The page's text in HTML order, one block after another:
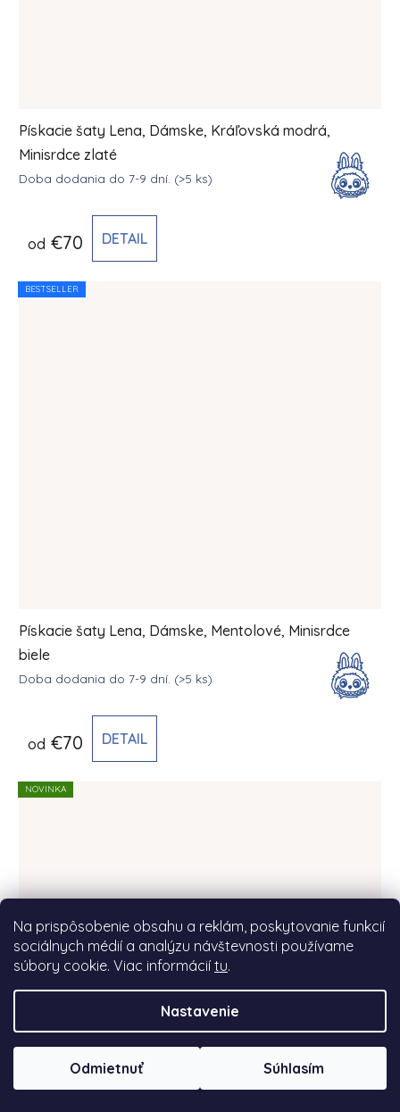
Na prispôsobenie obsahu a reklám, poskytovanie funkcií
sociálnych médií a analýzu návštevnosti používame
súbory cookie. Viac informácií tu.
Nastavenie
Odmietnuť Súhlasím
Pískacie šaty Lena, Dámske, Kráľovská modrá,
Minisrdce zlaté
Doba dodania do 7-9 dní. (>5 ks)
od €70 DETAIL
BESTSELLER
Pískacie šaty Lena, Dámske, Mentolové, Minisrdce
biele
Doba dodania do 7-9 dní. (>5 ks)
od €70 DETAIL
NOVINKA